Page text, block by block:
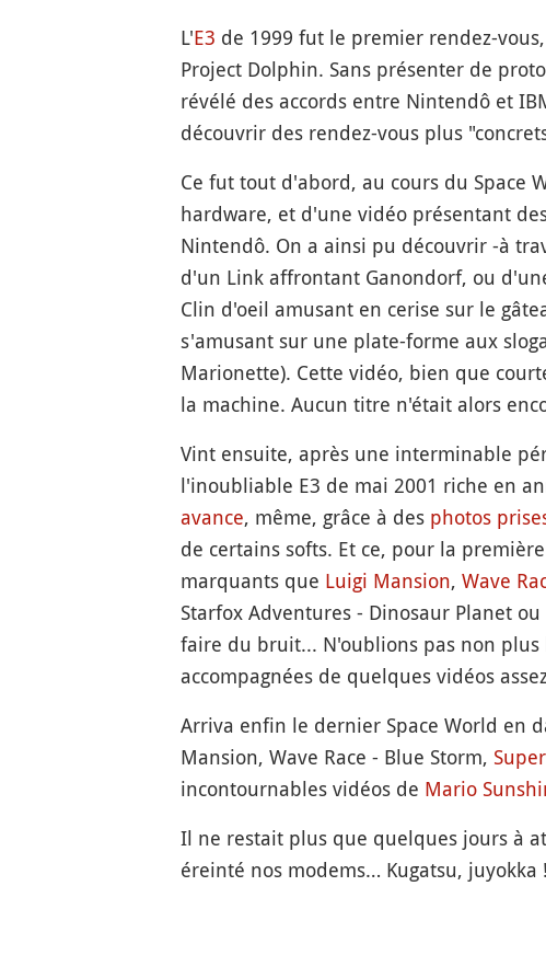
L'E3 de 1999 fut le premier rendez-
Project Dolphin. Sans présenter de
révélé des accords entre Nintendô et
découvrir des rendez-vous plus
Ce fut tout d'abord, au cours du Space
hardware, et d'une vidéo présentant
Nintendô. On a ainsi pu découvrir -à
d'un Link affrontant Ganondorf, ou
Clin d'oeil amusant en cerise sur le
s'amusant sur une plate-forme aux
Marionette). Cette vidéo, bien que
la machine. Aucun titre n'était alors
Vint ensuite, après une interminable
l'inoubliable E3 de mai 2001 riche en
avance, même, grâce à des photos
de certains softs. Et ce, pour la
marquants que Luigi Mansion, Wave
Starfox Adventures - Dinosaur Planet ou
faire du bruit... N'oublions pas non
accompagnées de quelques vidéos
Arriva enfin le dernier Space World en
Mansion, Wave Race - Blue Storm,
incontournables vidéos de Mario
Il ne restait plus que quelques jours à
éreinté nos modems… Kugatsu, juyokka !